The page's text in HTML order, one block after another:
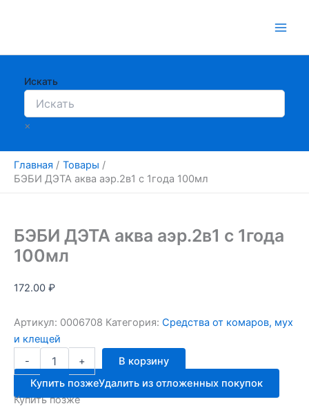
Искать
×
Главная
Товары
БЭБИ ДЭТА аква аэр.2в1 с 1года 100мл
БЭБИ ДЭТА аква аэр.2в1 с 1года
100мл
172.00 ₽
Артикул: 0006708 Категория: Средства от комаров, мух
и клещей
-
Количество
товара
БЭБИ
ДЭТА
аква
+
В корзину
Купить позжеУдалить из отложенных покупок
Купить позже